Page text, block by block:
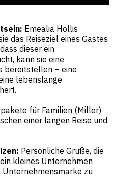
Emealia Hollis
das Reiseziel eines Gastes
dieser ein
kann sie eine
bereitstellen – eine
lebenslange
für Familien (Miller)
einer langen Reise und
Persönliche Grüße, die
kleines Unternehmen
zu